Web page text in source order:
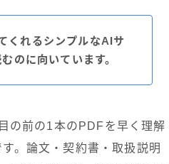
くれるシンプルなAIサ
のに向いています。
の前の1本のPDFを早く理解
。論文・契約書・取扱説明